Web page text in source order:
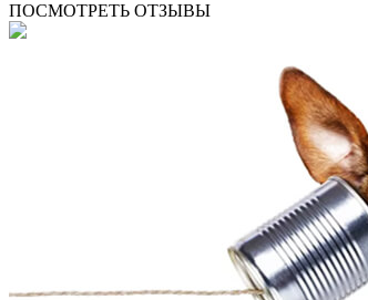
ПОСМОТРЕТЬ ОТЗЫВЫ